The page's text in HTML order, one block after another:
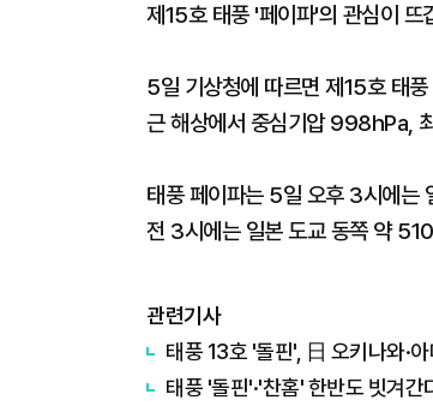
제15호 태풍 '페이파'의 관심이 뜨
5일 기상청에 따르면 제15호 태
근 해상에서 중심기압 998hPa,
태풍 페이파는 5일 오후 3시에
전 3시에는 일본 도교 동쪽 약
관련기사
태풍 13호 '돌핀', 日 오키나와·
태풍 '돌핀'·'찬홈' 한반도 빗겨